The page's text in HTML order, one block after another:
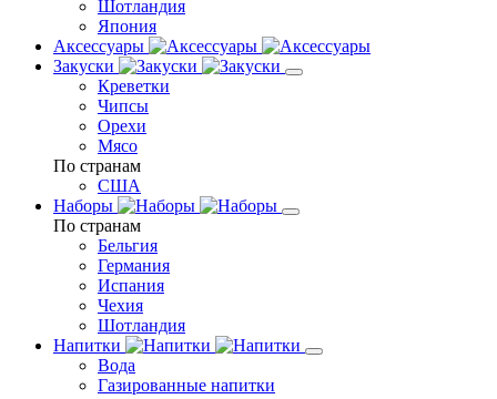
Шотландия
Япония
Аксессуары
Закуски
Креветки
Чипсы
Орехи
Мясо
По странам
США
Наборы
По странам
Бельгия
Германия
Испания
Чехия
Шотландия
Напитки
Вода
Газированные напитки